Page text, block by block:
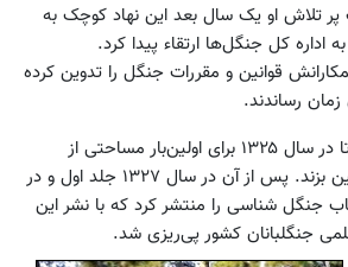
پر تلاش او یک سال بعد این نهاد کوچک به
اداره کل جنگل‌ها ارتقاء پیدا کرد.
قوانین و مقررات جنگل را تدوین کرده
رساندند.
کریم ساعی موفق شد تا در سال ۱۳۲۵ برای اولین‌بار مساحتی از
جنگل‌های ایران را تخمین بزند. پس از آن در سال ۱۳۲۷ جلد اول و در
کتاب جنگل شناسی را منتشر کرد که با نشر این
جنگلبانان کشور پی‌ریزی شد.